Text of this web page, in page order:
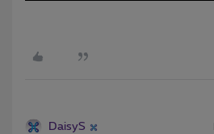
DaisyS